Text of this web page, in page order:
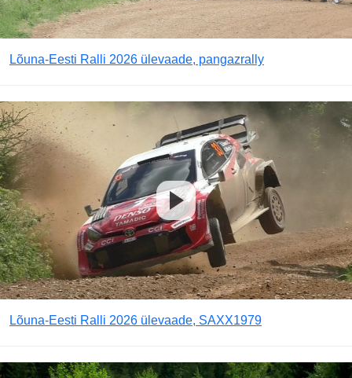
Lõuna-Eesti Ralli 2026 ülevaade, pangazrally
Lõuna-Eesti Ralli 2026 ülevaade, SAXX1979